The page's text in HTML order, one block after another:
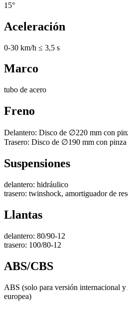
15°
Aceleración
0-30 km/h ≤ 3,5 s
Marco
tubo de acero
Freno
Delantero: Disco de ∅220 mm con
Trasero: Disco de ∅190 mm con pinza
Suspensiones
delantero: hidráulico
trasero: twinshock, amortiguador de
Llantas
delantero: 80/90-12
trasero: 100/80-12
ABS/CBS
ABS (solo para versión internacional
europea)